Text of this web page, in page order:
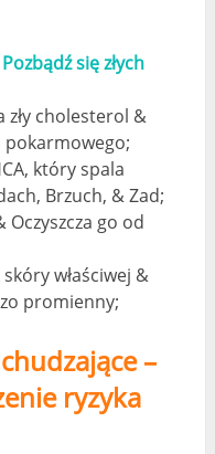
Pozbądź się złych
cholesterol &
który spala
Brzuch, & Zad;
Oczyszcza go od
skóry właściwej &
promienny;
–
ryzyka